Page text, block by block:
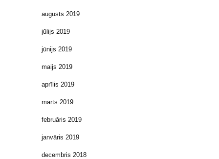
augusts 2019
jūlijs 2019
jūnijs 2019
maijs 2019
aprīlis 2019
marts 2019
februāris 2019
janvāris 2019
decembris 2018